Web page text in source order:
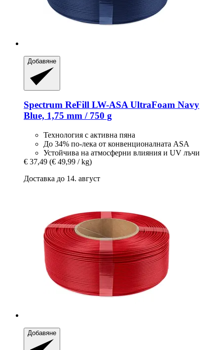
Добавяне
Spectrum ReFill LW-​ASA UltraFoam Navy
Blue, 1,75 mm / 750 g
Технология с активна пяна
До 34% по-лека от конвенционалната ASA
Устойчива на атмосферни влияния и UV лъчи
€ 37,49 (€ 49,99 / kg)
Доставка до 14. август
Добавяне